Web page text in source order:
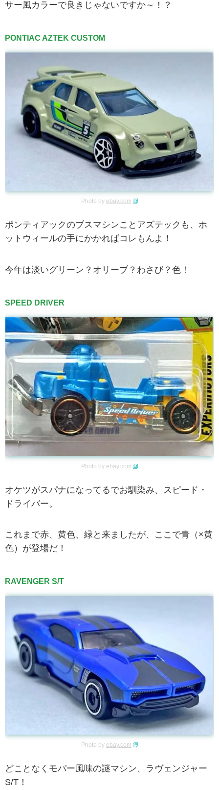
サー風カラーで良きじゃないですか～！？
PONTIAC AZTEK CUSTOM
Photo by ebay.com
ポンティアックのブスマシンことアズテックも、ホ
ットウィールの手にかかればコレもんよ！
今年は淡いグリーン？オリーブ？わさび？色！
SPEED DRIVER
Photo by ebay.com
オケツがスパナになってるでお馴染み、スピード・
ドライバー。
これまで赤、黄色、緑と来ましたが、ここで青（×黄
色）が登場だ！
RAVENGER S/T
Photo by ebay.com
どことなくモパー風味の謎マシン、ラヴェンジャー
S/T！